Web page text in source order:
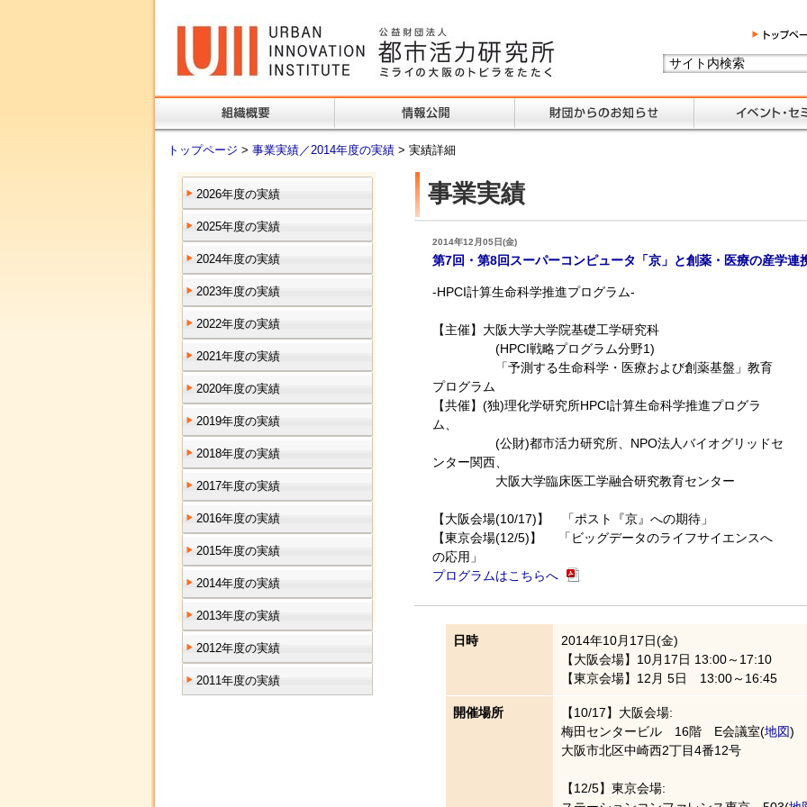
トップページ > 事業実績／2014年度の実績 > 実績詳細
2026年度の実績
2025年度の実績
2024年度の実績
2023年度の実績
2022年度の実績
2021年度の実績
2020年度の実績
2019年度の実績
2018年度の実績
2017年度の実績
2016年度の実績
2015年度の実績
2014年度の実績
2013年度の実績
2012年度の実績
2011年度の実績
事業実績
2014年12月05日(金)
第7回・第8回スーパーコンピュータ「京」と創薬・医療の産学連
-HPCI計算生命科学推進プログラム-
【主催】大阪大学大学院基礎工学研究科
(HPCI戦略プログラム分野1)
「予測する生命科学・医療および創薬基盤」教育
プログラム
【共催】(独)理化学研究所HPCI計算生命科学推進プログラ
ム、
(公財)都市活力研究所、NPO法人バイオグリッドセ
ンター関西、
大阪大学臨床医工学融合研究教育センター
【大阪会場(10/17)】 「ポスト『京』への期待」
【東京会場(12/5)】 「ビッグデータのライフサイエンスへ
の応用」
プログラムはこちらへ
日時
2014年10月17日(金)
【大阪会場】10月17日 13:00～17:10
【東京会場】12月 5日 13:00～16:45
開催場所
【10/17】大阪会場:
梅田センタービル 16階 E会議室(地図)
大阪市北区中崎西2丁目4番12号
【12/5】東京会場: